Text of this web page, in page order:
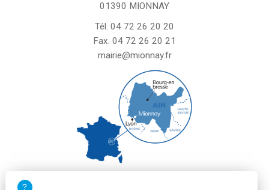
01390 MIONNAY
Tél. 04 72 26 20 20
Fax. 04 72 26 20 21
mairie@mionnay.fr